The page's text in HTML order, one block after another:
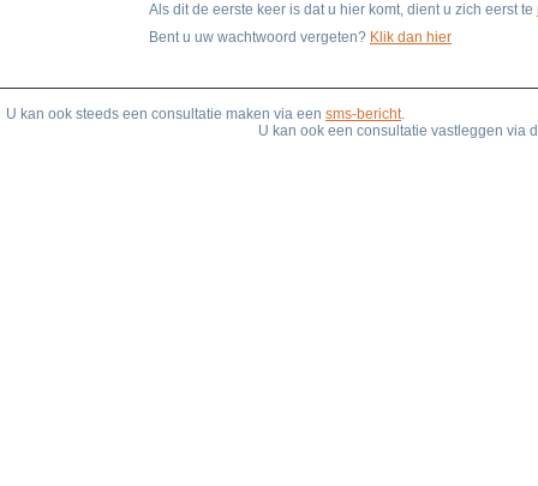
Als dit de eerste keer is dat u hier komt, dient u zich eerst te
Bent u uw wachtwoord vergeten? Klik dan hier
U kan ook steeds een consultatie maken via een sms-bericht.
U kan ook een consultatie vastleggen via